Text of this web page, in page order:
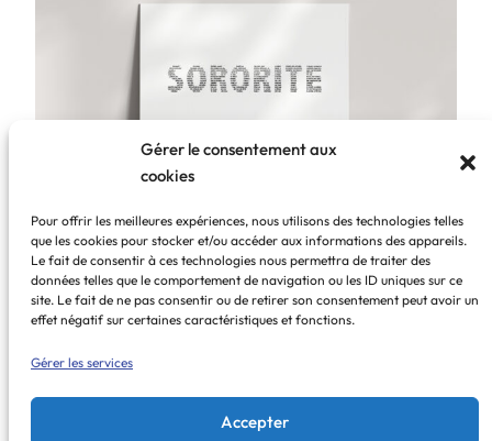
Gérer le consentement aux
cookies
Pour offrir les meilleures expériences, nous utilisons des technologies telles
que les cookies pour stocker et/ou accéder aux informations des appareils.
Le fait de consentir à ces technologies nous permettra de traiter des
données telles que le comportement de navigation ou les ID uniques sur ce
site. Le fait de ne pas consentir ou de retirer son consentement peut avoir un
effet négatif sur certaines caractéristiques et fonctions.
Gérer les services
Accepter
Sororité
18,00€–24,00€Plage
18,00 €
12Page suivante